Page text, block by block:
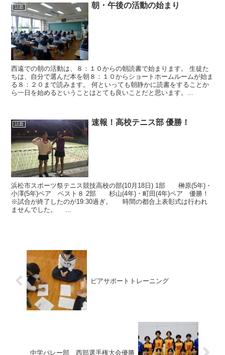
話題 朝・午後の活動の始まり
西遠での朝の活動は、８：１０からの朝読書で始まります。 生徒た
ちは、自分で選んだ本を朝８：１０からショートホームルームが始ま
る８：２０まで読みます。 何といっても朝静かに読書をすることか
ら一日を始めるということはとても良いことだと思います。...
話題 速報！高校テニス部 優勝！
浜松市スポーツ祭テニス競技高校の部(10月18日) 1部 榊原(5年)・
小澤(5年)ペア ベスト８ 2部 杉山(4年)・町田(4年)ペア 優勝！
※試合が終了したのが19:30過ぎ。 時間の都合上表彰式は行われ
ませんでした。 ...
ピアサポートトレーニング
中学バレー部 西部選手権大会優勝